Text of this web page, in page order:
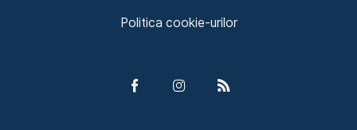
Politica cookie-urilor